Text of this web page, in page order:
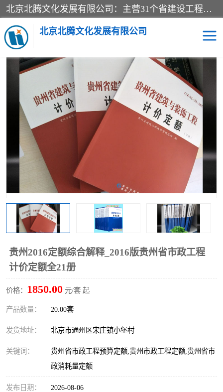
北京北腾文化发展有限公司：主营31个省建设工程预算书,工程预算软件,工程计价依据,工程造价定额,工程量清单计价定额,建设工程量消耗量定额,各行业工程预算定额,铁路定额,电力定额,矿山定额,*,黄金定额,钢铁企业检修定额,中石化安装检修定额,煤矿图书,医院书籍等.诚信的经营，在发展的同时公司不忘不断总结不断优化为客户的服务，和一如既往的热情赢得了新老客户的极高评价及青睐。
北京北腾文化发展有限公司
当前位置：首页>供应商机>贵州省工程预算定额> 贵州2016定额
综合解释_2016版贵州省市政工程计价定额全21册
贵州2016定额综合解释_2016版贵州省市政工程
计价定额全21册
价格： 1850.00 元/套 起
产品数量： 20.00套
发货地址： 北京市通州区宋庄镇小堡村
关键词：
贵州省市政工程预算定额,贵州市政工程定额,贵州省市
政消耗量定额
发布日期： 2026-08-06
预算定额
电力图书 煤矿图书
标准图书 铁路建设工程预算定额
电力行业工程预算定额 石油化工安装预算定额
新石油化工检修定额 石油化工概算定额数据
石油建设安装工程预算定 长输管道工程检修维修预
算定额
山东省工程预算定额 法律图书
电网技改,拆除,检修定额 炼油化工计价依据定额
信息通信建设工程预算定
额
火力发电机组检修定额
湖北建设工程消耗量定额
煤炭建设工程预算定额 钢铁检修工程预算定额
黄金矿山工程预算定额 冶金工业矿山建设工程预
算定额2
冶金工业建设工程预算定 人防工程预算定额